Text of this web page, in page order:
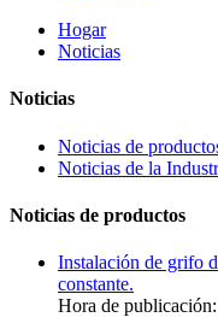
Hogar
Noticias
Noticias
Noticias de
Noticias de la
Noticias de productos
Instalación de grifo
constante.
Hora de